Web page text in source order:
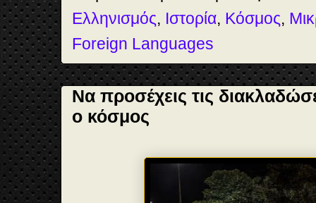
Ελληνισμός, Ιστορία, Κόσμος,
Foreign Languages
Να προσέχεις τις
ο κόσμος